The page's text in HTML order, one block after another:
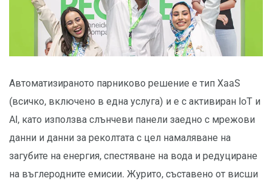
Автоматизираното парниково решение е тип XaaS
(всичко, включено в една услуга) и е с активиран IoT и
AI, като използва слънчеви панели заедно с мрежови
данни и данни за реколтата с цел намаляване на
загубите на енергия, спестяване на вода и редуциране
на въглеродните емисии. Журито, съставено от висши